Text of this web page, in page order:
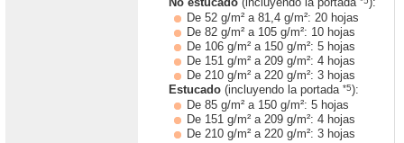
De 52 g/m² a 81,4 g/m²: 20 hojas
De 82 g/m² a 105 g/m²: 10 hojas
De 106 g/m² a 150 g/m²: 5 hojas
De 151 g/m² a 209 g/m²: 4 hojas
De 210 g/m² a 220 g/m²: 3 hojas
Estucado (incluyendo la portada *5):
De 85 g/m² a 150 g/m²: 5 hojas
De 151 g/m² a 209 g/m²: 4 hojas
De 210 g/m² a 220 g/m²: 3 hojas